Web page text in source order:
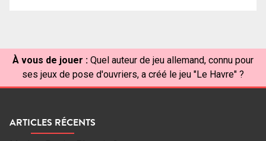
À vous de jouer : Quel auteur de jeu allemand, connu pour
ses jeux de pose d'ouvriers, a créé le jeu "Le Havre" ?
ARTICLES RÉCENTS